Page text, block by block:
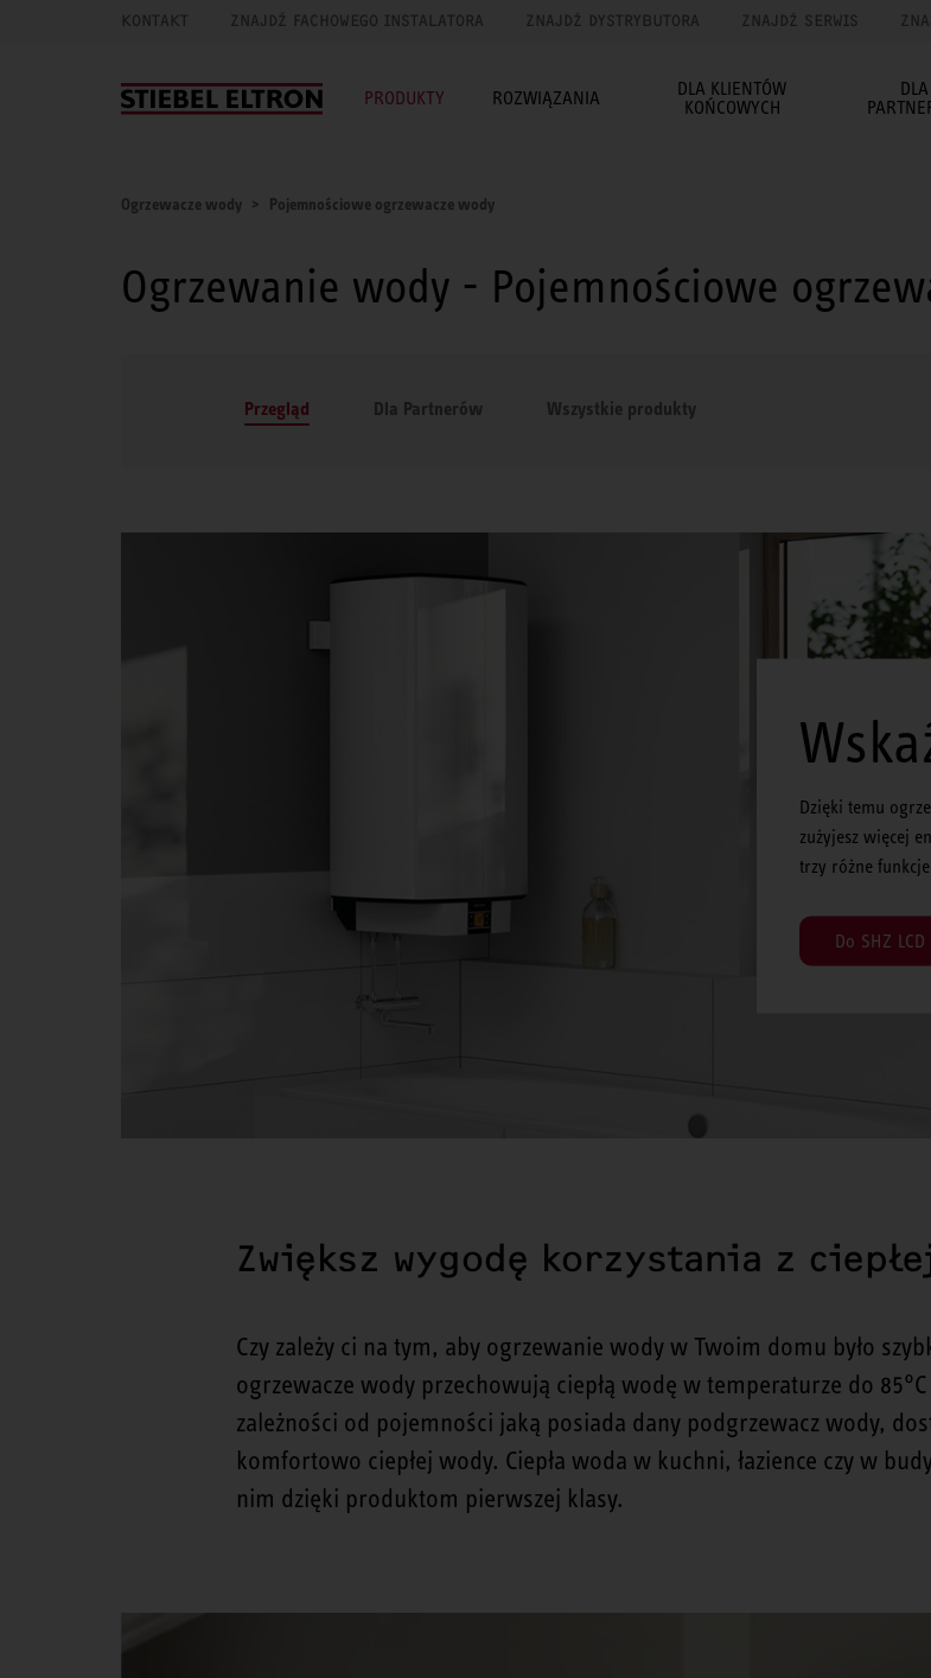
KONTAKT ZNAJDŹ FACHOWEGO INSTALATORA ZNAJDŹ DYSTRYBUTORA ZNAJDŹ SERWIS
PRODUKTY ROZWIĄZANIA
DLA KLIENTÓW
KOŃCOWYCH
DLA
Ogrzewacze wody Pojemnościowe ogrzewacze wody
Ogrzewanie wody - Pojemnościowe
Przegląd Dla Partnerów Wszystkie produkty
Dzięki temu
zużyjesz więcej
trzy różne funkcje
Do SHZ LCD
Zwiększ wygodę korzystania z
Czy zależy ci na tym, aby ogrzewanie wody w Twoim domu było
ogrzewacze wody przechowują ciepłą wodę w temperaturze do
zależności od pojemności jaką posiada dany podgrzewacz wody,
komfortowo ciepłej wody. Ciepła woda w kuchni, łazience czy w
nim dzięki produktom pierwszej klasy.